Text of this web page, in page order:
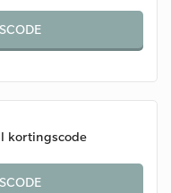
kortingscode